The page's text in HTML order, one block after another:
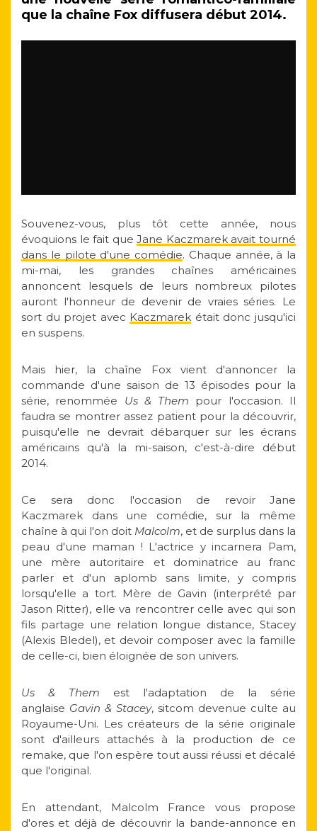
que la chaîne Fox diffusera début 2014.
Souvenez-vous, plus tôt cette année, nous
évoquions le fait queJane Kaczmarek avait tourné
dans le pilote d'une comédie. Chaque année, à la
mi-mai, les grandes chaînes américaines
annoncent lesquels de leurs nombreux pilotes
auront l'honneur de devenir de vraies séries. Le
sort du projet avec Kaczmarek était donc jusqu'ici
en suspens.
Mais hier, la chaîne Fox vient d'annoncer la
commande d'une saison de 13 épisodes pour la
série, renommée Us & Them pour l'occasion. Il
faudra se montrer assez patient pour la découvrir,
puisqu'elle ne devrait débarquer sur les écrans
américains qu'à la mi-saison, c'est-à-dire début
2014.
Ce sera donc l'occasion de revoir Jane
Kaczmarek dans une comédie, sur la même
chaîne à qui l'on doit Malcolm, et de surplus dans la
peau d'une maman ! L'actrice y incarnera Pam,
une mère autoritaire et dominatrice au franc
parler et d'un aplomb sans limite, y compris
lorsqu'elle a tort. Mère de Gavin (interprété par
Jason Ritter), elle va rencontrer celle avec qui son
fils partage une relation longue distance, Stacey
(Alexis Bledel), et devoir composer avec la famille
de celle-ci, bien éloignée de son univers.
Us & Them est l'adaptation de la série
anglaise Gavin & Stacey, sitcom devenue culte au
Royaume-Uni. Les créateurs de la série originale
sont d'ailleurs attachés à la production de ce
remake, que l'on espère tout aussi réussi et décalé
que l'original.
En attendant, Malcolm France vous propose
d'ores et déjà de découvrir la bande-annonce en